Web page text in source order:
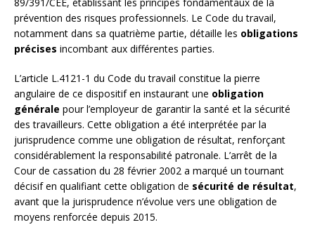
prévention des risques professionnels. Le Code du travail,
notamment dans sa quatrième partie, détaille les obligations
précises incombant aux différentes parties.
L’article L.4121-1 du Code du travail constitue la pierre
angulaire de ce dispositif en instaurant une obligation
générale pour l’employeur de garantir la santé et la sécurité
des travailleurs. Cette obligation a été interprétée par la
jurisprudence comme une obligation de résultat, renforçant
considérablement la responsabilité patronale. L’arrêt de la
Cour de cassation du 28 février 2002 a marqué un tournant
décisif en qualifiant cette obligation de sécurité de résultat,
avant que la jurisprudence n’évolue vers une obligation de
moyens renforcée depuis 2015.